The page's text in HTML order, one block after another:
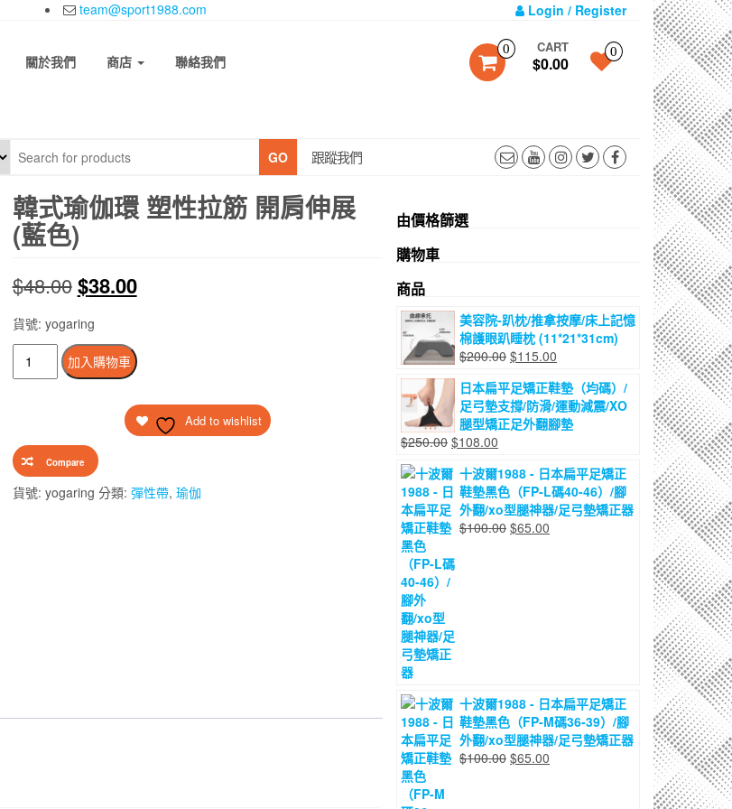
team@sport1988.com Login / Register
0 CART
$0.00
0
關於我們 商店 聯絡我們
GO 跟蹤我們
韓式瑜伽環 塑性拉筋 開肩伸展
(藍色)
$48.00 原
始
價
$48.00。
$38.00目
價
$38.00。
貨號: yogaring
式
環
塑
性
量
加入購物車
Add to wishlist
Compare
貨號: yogaring 分類: 彈性帶, 瑜伽
由價格篩選
購物車
商品
美容院-趴枕/推拿按摩/床上記憶
棉護眼趴睡枕 (11*21*31cm)
$200.00 原
價
格：
$200.00。
$115.00
價
格：
$115.00。
日本扁平足矯正鞋墊（均碼）/
足弓墊支撐/防滑/運動減震/XO
腿型矯正足外翻腳墊
$250.00 原
價
格：
$250.00。
$108.00
價
格：
$108.00。
十波爾1988 - 日本扁平足矯正
鞋墊黑色（FP-L碼40-46）/腳
外翻/xo型腿神器/足弓墊矯正器
$100.00 原
$65.00
十波爾1988 - 日本扁平足矯正
鞋墊黑色（FP-M碼36-39）/腳
外翻/xo型腿神器/足弓墊矯正器
$100.00 原
$65.00